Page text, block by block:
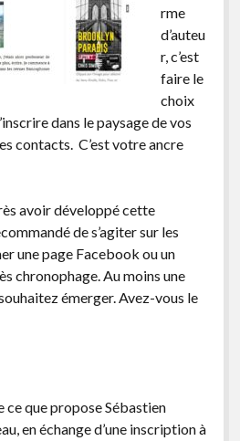
rme
d’auteu
r, c’est
faire le
choix
dans le paysage de vos
contacts. C’est votre ancre
avoir développé cette
de s’agiter sur les
une page Facebook ou un
chronophage. Au moins une
émerger. Avez-vous le
ce que propose Sébastien
en échange d’une inscription à